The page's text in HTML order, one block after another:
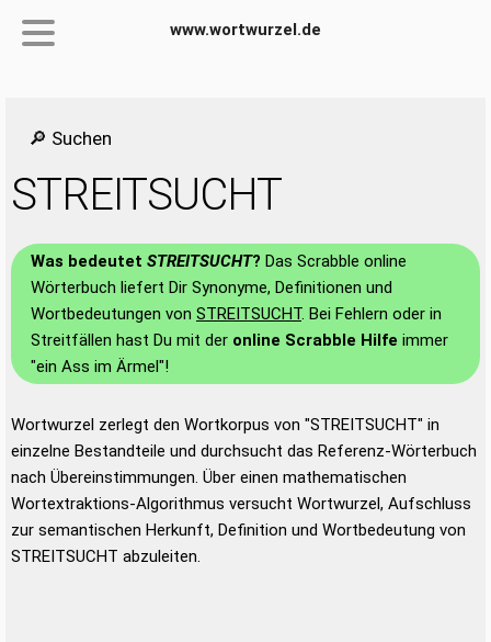
www.wortwurzel.de
🔎 Suchen
STREITSUCHT
Was bedeutet STREITSUCHT? Das Scrabble online
Wörterbuch liefert Dir Synonyme, Definitionen und
Wortbedeutungen von STREITSUCHT. Bei Fehlern oder in
Streitfällen hast Du mit der online Scrabble Hilfe immer
"ein Ass im Ärmel"!
Wortwurzel zerlegt den Wortkorpus von "STREITSUCHT" in
einzelne Bestandteile und durchsucht das Referenz-Wörterbuch
nach Übereinstimmungen. Über einen mathematischen
Wortextraktions-Algorithmus versucht Wortwurzel, Aufschluss
zur semantischen Herkunft, Definition und Wortbedeutung von
STREITSUCHT abzuleiten.